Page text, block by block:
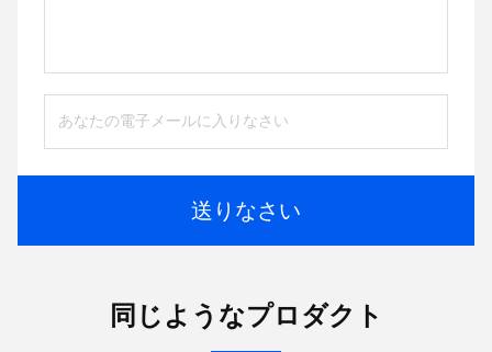
送りなさい
同じようなプロダクト